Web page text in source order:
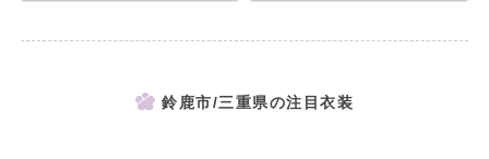
鈴鹿市/三重県の注目衣装